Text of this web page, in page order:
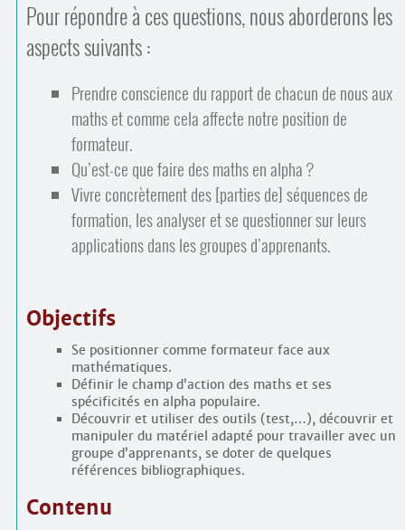
Pour répondre à ces questions, nous aborderons les
aspects suivants :
Prendre conscience du rapport de chacun de nous aux
maths et comme cela affecte notre position de
formateur.
Qu’est-ce que faire des maths en alpha ?
Vivre concrètement des [parties de] séquences de
formation, les analyser et se questionner sur leurs
applications dans les groupes d’apprenants.
Objectifs
Se positionner comme formateur face aux
mathématiques.
Définir le champ d’action des maths et ses
spécificités en alpha populaire.
Découvrir et utiliser des outils (test,…), découvrir et
manipuler du matériel adapté pour travailler avec un
groupe d’apprenants, se doter de quelques
références bibliographiques.
Contenu